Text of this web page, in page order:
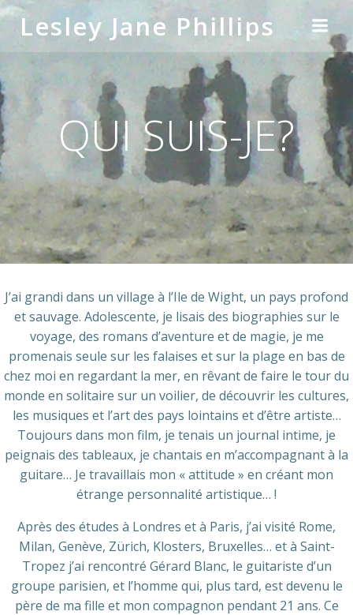
Skip
to
Lesley Jane Phillips
QUI SUIS-JE?
J’ai grandi dans un village à l’Ile de Wight, un pays profond
et sauvage. Adolescente, je lisais des biographies sur le
voyage, des romans d’aventure et de magie, je me
promenais seule sur les falaises et sur la plage en bas de
chez moi en regardant la mer, en rêvant de faire le tour du
monde en solitaire sur un voilier, de découvrir les cultures,
les musiques et l’art des pays lointains et d’être artiste…
Toujours dans mon film, je tenais un journal intime, je
peignais des tableaux, je chantais en m’accompagnant à la
guitare… Je travaillais mon « attitude » en créant mon
étrange personnalité artistique… !
Après des études à Londres et à Paris, j’ai visité Rome,
Milan, Genève, Zürich, Klosters, Bruxelles… et à Saint-
Tropez j’ai rencontré Gérard Blanc, le guitariste d’un
groupe parisien, et l’homme qui, plus tard, est devenu le
père de ma fille et mon compagnon pendant 21 ans. Ce